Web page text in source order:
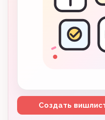
Создать